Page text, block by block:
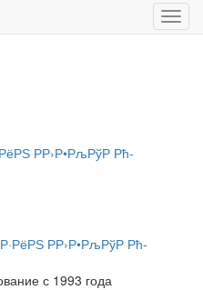
с 1993 года